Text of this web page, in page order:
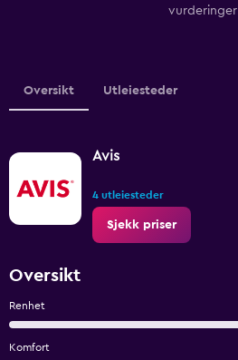
vurderinger
Oversikt Utleiesteder
Avis
4 utleiesteder
Sjekk priser
Oversikt
Renhet
Komfort